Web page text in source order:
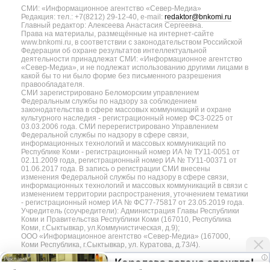
СМИ: «Информационное агентство «Север-Медиа»
Редакция: тел.: +7(8212) 29-12-40, e-mail: redaktor@bnkomi.ru
Главный редактор: Алексеева Анастасия Сергеевна.
Права на материалы, размещённые на интернет-сайте
www.bnkomi.ru, в соответствии с законодательством Российской
Федерации об охране результатов интеллектуальной
деятельности принадлежат СМИ: «Информационное агентство
«Север-Медиа», и не подлежат использованию другими лицами в
какой бы то ни было форме без письменного разрешения
правообладателя.
СМИ зарегистрировано Беломорским управлением
Федеральным службы по надзору за соблюдением
законодательства в сфере массовых коммуникаций и охране
культурного наследия - регистрационный номер ФС3-0225 от
03.03.2006 года. СМИ перерегистрировано Управлением
Федеральной службы по надзору в сфере связи,
информационных технологий и массовых коммуникаций по
Республике Коми - регистрационный номер ИА № ТУ11-0051 от
02.11.2009 года, регистрационный номер ИА № ТУ11-00371 от
01.06.2017 года. В запись о регистрации СМИ внесены
изменения Федеральной службы по надзору в сфере связи,
информационных технологий и массовых коммуникаций в связи с
изменением территории распространения, уточнением тематики
- регистрационный номер ИА № ФС77-75817 от 23.05.2019 года.
Учредитель (соучредители): Администрация Главы Республики
Коми и Правительства Республики Коми (167010, Республика
Коми, г.Сыктывкар, ул.Коммунистическая, д.9);
ООО «Информационное агентство «Север-Медиа» (167000,
Коми Республика, г.Сыктывкар, ул. Куратова, д.73/4).
Разработка сайта — web-студия «Цифровой Век»
i
Королева вагона отожгла!